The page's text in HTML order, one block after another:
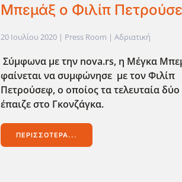
Μπεμάξ ο Φιλίπ
20 Ιουλίου 2020| Press Room | Αδριατική
Σύμφωνα με την nova.rs, η Μέγκα
φαίνεται να συμφώνησε με τον Φιλίπ
Πετρούσεφ, ο οποίος τα τελευταία δύο
έπαιζε στο Γκονζάγκα.
ΠΕΡΙΣΣΌΤΕΡΑ...